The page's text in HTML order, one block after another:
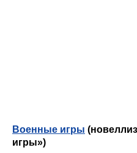
Военные игры
игры»)